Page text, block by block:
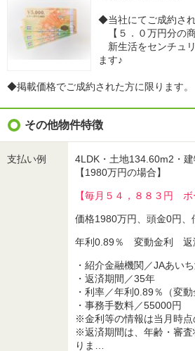
◆当社にてご成約さ
【５．０万円分の
新生活をセンチュ
ます♪
◆掲載価格でご成約された方に限ります。
その他物件特徴
支払い例
4LDK・土地134.60m2・
【1980万円の場合】
【毎月５４，８８３円 ボ
価格1980万円、頭金0円、
年利0.89％ 変動金利 返
・紹介金融機関／JAあい
・返済期間／35年
・利率／年利0.89％（変動
・事務手数料／55000円
※金利等の情報は当月時点
※返済期間は、年齢・審
りま…